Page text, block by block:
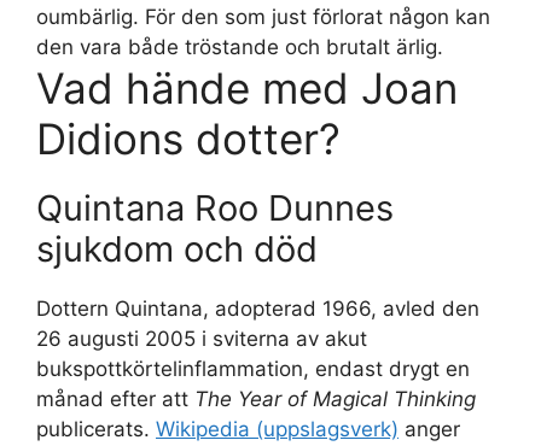
oumbärlig. För den som just förlorat någon kan
den vara både tröstande och brutalt ärlig.
Vad hände med Joan
Didions dotter?
Quintana Roo Dunnes
sjukdom och död
Dottern Quintana, adopterad 1966, avled den
26 augusti 2005 i sviterna av akut
bukspottkörtelinflammation, endast drygt en
månad efter att The Year of Magical Thinking
publicerats. Wikipedia (uppslagsverk) anger